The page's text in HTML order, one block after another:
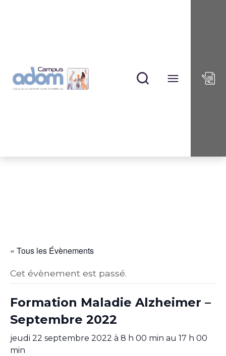
« Tous les Évènements
Cet évènement est passé.
Formation Maladie Alzheimer –
Septembre 2022
jeudi 22 septembre 2022 à 8 h 00 min au 17 h 00
min